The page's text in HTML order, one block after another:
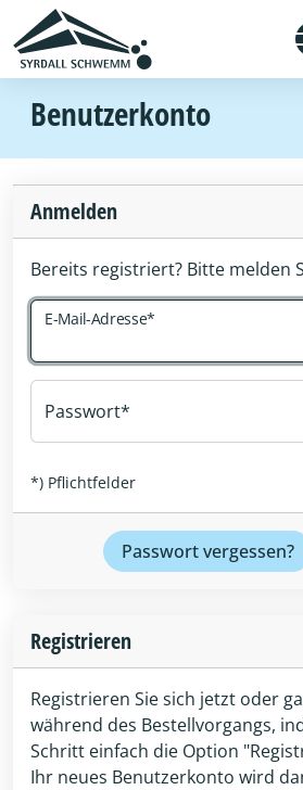
Benutzerkonto
Anmelden
Bereits registriert? Bitte melden
E-Mail-Adresse
Passwort
*) Pflichtfelder
Passwort vergessen?
Registrieren
Registrieren Sie sich jetzt oder
während des Bestellvorgangs,
Schritt einfach die Option
Ihr neues Benutzerkonto wird